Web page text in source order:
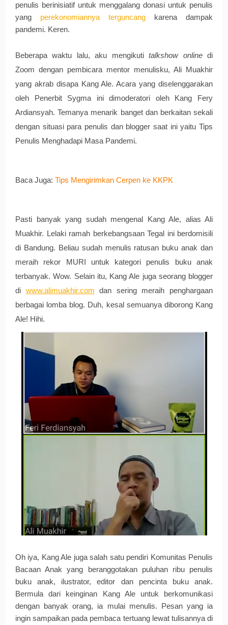
penulis berinisiatif untuk menggalang donasi untuk penulis
yang perekonomiannya terguncang
karena dampak
pandemi. Keren.
Beberapa waktu lalu, aku mengikuti talkshow online di
Zoom dengan pembicara mentor menulisku, Ali Muakhir
yang akrab disapa Kang Ale. Acara yang diselenggarakan
oleh Penerbit Sygma ini dimoderatori oleh Kang Fery
Ardiansyah. Temanya menarik banget dan berkaitan sekali
dengan situasi para penulis dan blogger saat ini yaitu Tips
Penulis Menghadapi Masa Pandemi.
Baca Juga: Tips Mengirimkan Cerpen ke KKPK
Pasti banyak yang sudah mengenal Kang Ale, alias Ali
Muakhir. Lelaki ramah berkebangsaan Tegal ini berdomisili
di Bandung. Beliau sudah menulis ratusan buku anak dan
meraih rekor MURI untuk kategori penulis buku anak
terbanyak. Wow. Selain itu, Kang Ale juga seorang blogger
di www.alimuakhir.com dan sering meraih penghargaan
berbagai lomba blog. Duh, kesal semuanya diborong Kang
Ale! Hihi.
Oh iya, Kang Ale juga salah satu pendiri Komunitas Penulis
Bacaan Anak yang beranggotakan puluhan ribu penulis
buku anak, ilustrator, editor dan pencinta buku anak.
Bermula dari keinginan Kang Ale untuk berkomunikasi
dengan banyak orang, ia mulai menulis. Pesan yang ia
ingin sampaikan pada pembaca tertuang lewat tulisannya di